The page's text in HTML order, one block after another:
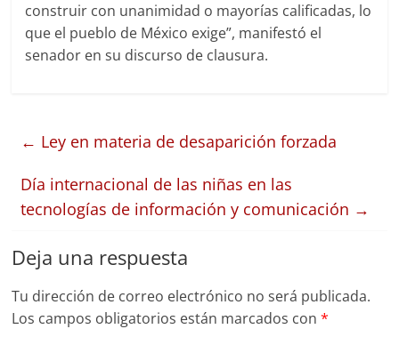
construir con unanimidad o mayorías calificadas, lo
que el pueblo de México exige”, manifestó el
senador en su discurso de clausura.
← Ley en materia de desaparición forzada
Día internacional de las niñas en las
tecnologías de información y comunicación →
Deja una respuesta
Tu dirección de correo electrónico no será publicada.
Los campos obligatorios están marcados con*